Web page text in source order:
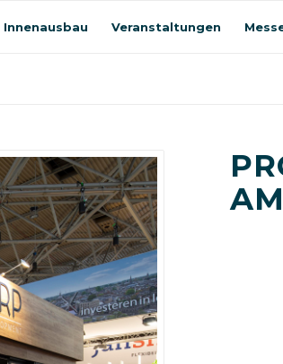
Innenausbau Veranstaltungen